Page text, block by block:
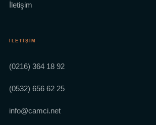
İletişim
İLETIŞIM
(0216) 364 18 92
(0532) 656 62 25
info@camci.net